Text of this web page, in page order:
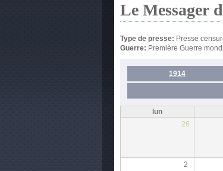
Le Messager
Type de presse: Presse
Guerre: Première Guerre
1914
lun
26
2